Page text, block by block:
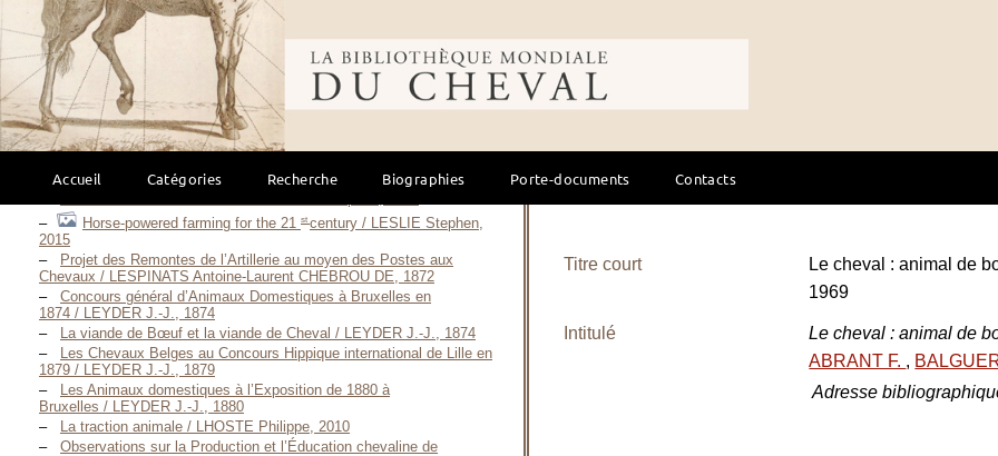
Bibliothèque mondiale du cheval
Accueil Catégories Recherche Biographies Porte-documents Contacts
Précis sur la Poste aux Chevaux / Les Maîtres de Poste, S. D.
[1840]
Gaz de Fumier : dernières techniques de production et
d’utilisation / LESAGE Édouard, 1952
Applications de l’Anatomie à l’Inspection des Viandes de
Boucherie / LESBRE François-Xavier, 1909
Le point sur l’élevage et les utilisations des chevaux de sang en
Pologne / LESCOAT Elisabeth, 1994
selle / LESCOAT Elisabeth, 1994
Horse-powered farming for the 21 st century / LESLIE Stephen,
2015
Projet des Remontes de l’Artillerie au moyen des Postes aux
Chevaux / LESPINATS Antoine-Laurent CHEBROU DE, 1872
Concours général d’Animaux Domestiques à Bruxelles en
1874 / LEYDER J.-J., 1874
La viande de Bœuf et la viande de Cheval / LEYDER J.-J., 1874
Les Chevaux Belges au Concours Hippique international de Lille en
1879 / LEYDER J.-J., 1879
Les Animaux domestiques à l’Exposition de 1880 à
Bruxelles / LEYDER J.-J., 1880
La traction animale / LHOSTE Philippe, 2010
Observations sur la Production et l’Éducation chevaline de
Titre court
Le cheval : animal de
1969
Intitulé Le cheval : animal de
ABRANT F. ,
Adresse